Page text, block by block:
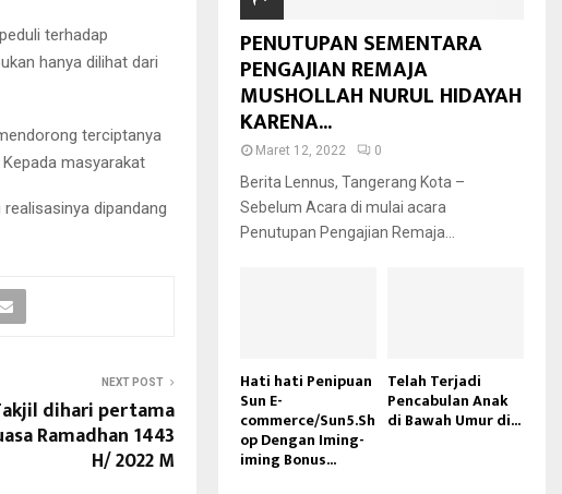
terhadap
hanya dilihat dari
terciptanya
masyarakat
dipandang
NEXT POST
dihari pertama
Ramadhan 1443
H/ 2022 M
PENUTUPAN SEMENTARA
PENGAJIAN REMAJA
MUSHOLLAH NURUL HIDAYAH
KARENA...
Maret 12, 2022 0
Berita Lennus, Tangerang Kota –
Sebelum Acara di mulai acara
Penutupan Pengajian Remaja...
Hati hati Penipuan
Sun E-
commerce/Sun5.Sh
op Dengan Iming-
iming Bonus...
Telah Terjadi
Pencabulan Anak
di Bawah Umur di...